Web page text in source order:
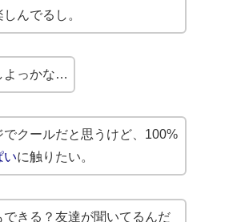
んでるし。
よっかな…
でクールだと思うけど、100%
いに触りたい。
できる？友達が聞いてるんだ